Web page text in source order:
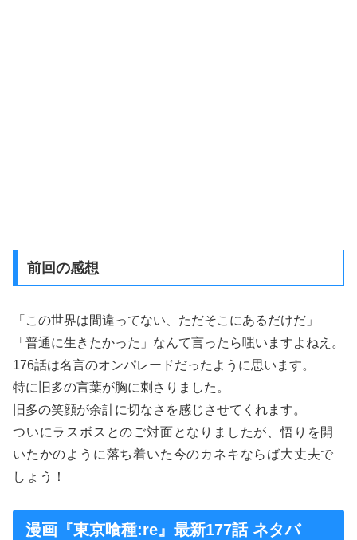
前回の感想
「この世界は間違ってない、ただそこにあるだけだ」
「普通に生きたかった」なんて言ったら嗤いますよねえ。
176話は名言のオンパレードだったように思います。
特に旧多の言葉が胸に刺さりました。
旧多の笑顔が余計に切なさを感じさせてくれます。
ついにラスボスとのご対面となりましたが、悟りを開
いたかのように落ち着いた今のカネキならば大丈夫で
しょう！
漫画『東京喰種:re』最新177話 ネタバ